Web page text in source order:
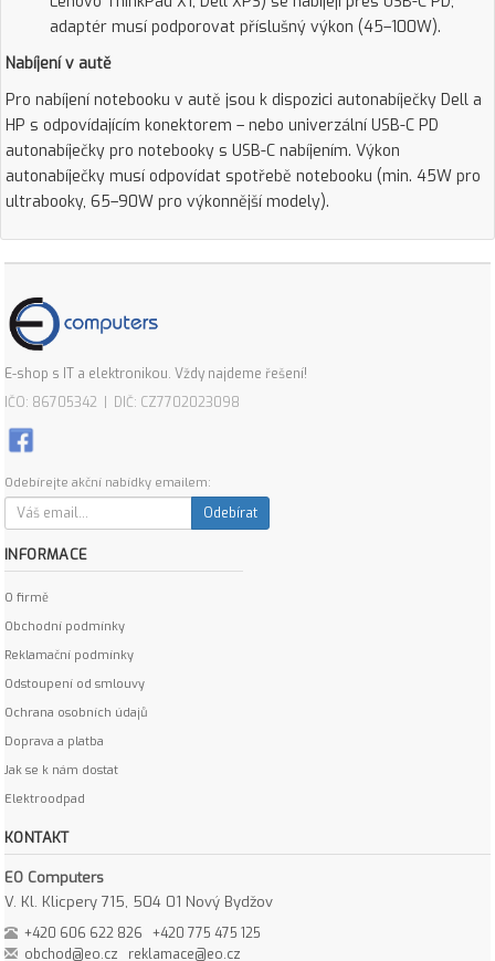
adaptér musí podporovat příslušný výkon (45–100W).
Nabíjení v autě
Pro nabíjení notebooku v autě jsou k dispozici autonabíječky Dell a
HP s odpovídajícím konektorem – nebo univerzální USB-C PD
autonabíječky pro notebooky s USB-C nabíjením. Výkon
autonabíječky musí odpovídat spotřebě notebooku (min. 45W pro
ultrabooky, 65–90W pro výkonnější modely).
E-shop s IT a elektronikou. Vždy najdeme řešení!
IČO: 86705342 | DIČ: CZ7702023098
Odebírejte akční nabídky emailem:
Odebírat
INFORMACE
O firmě
Obchodní podmínky
Reklamační podmínky
Odstoupení od smlouvy
Ochrana osobních údajů
Doprava a platba
Jak se k nám dostat
Elektroodpad
KONTAKT
EO Computers
V. Kl. Klicpery 715, 504 01 Nový Bydžov
+420 606 622 826
+420 775 475 125
obchod@eo.cz
reklamace@eo.cz